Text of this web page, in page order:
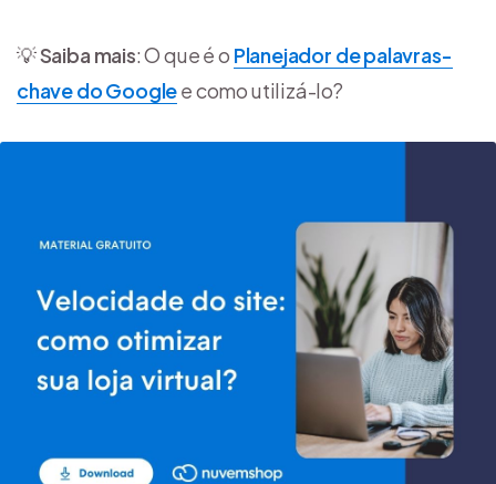
💡Saiba mais: O que é o Planejador de palavras-
chave do Googlee como utilizá-lo?